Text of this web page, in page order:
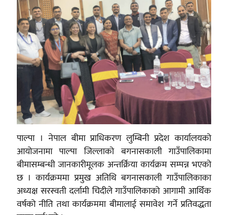
पाल्पा । नेपाल बीमा प्राधिकरण लुम्बिनी प्रदेश कार्यालयको
आयोजनामा पाल्पा जिल्लाको बगनासकाली गाउँपालिकामा
बीमासम्बन्धी जानकारीमूलक अन्तर्क्रिया कार्यक्रम सम्पन्न भएको
छ । कार्यक्रममा प्रमुख अतिथि बगनासकाली गाउँपालिकाका
अध्यक्ष सरस्वती दर्लामी चिदीले गाउँपालिकाको आगामी आर्थिक
वर्षको नीति तथा कार्यक्रममा बीमालाई समावेश गर्ने प्रतिवद्धता